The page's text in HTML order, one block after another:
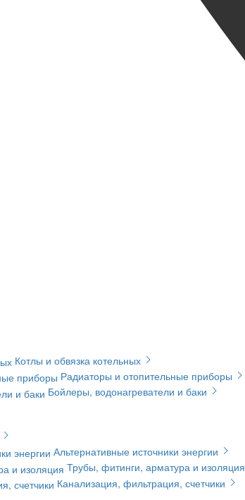
Котлы и обвязка котельных
Радиаторы и отопительные приборы
Бойлеры, водонагреватели и баки
Альтернативные источники энергии
Трубы, фитинги, арматура и изоляция
Канализация, фильтрация, счетчики